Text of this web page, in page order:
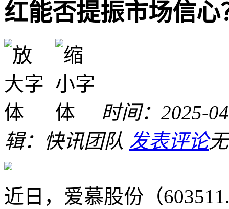
红能否提振市场信心
时间：2025-
辑：快讯团队 发表评论
近日，爱慕股份（